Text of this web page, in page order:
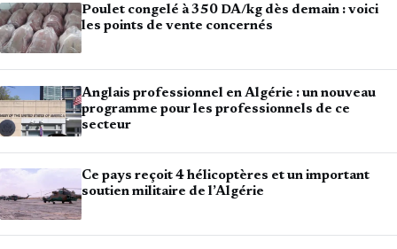
Poulet congelé à 350 DA/kg dès demain : voici
les points de vente concernés
Anglais professionnel en Algérie : un nouveau
programme pour les professionnels de ce
secteur
Ce pays reçoit 4 hélicoptères et un important
soutien militaire de l’Algérie